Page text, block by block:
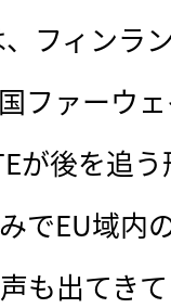
フィンラ
ファーウ
が後を追
でEU域内
も出てき